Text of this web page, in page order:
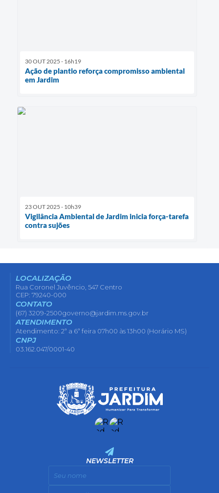
30 OUT 2025 - 16h19
Ação de plantio reforça compromisso ambiental
em Jardim
23 OUT 2025 - 10h39
Vigilância Ambiental de Jardim inicia força-tarefa
contra sujões
LOCALIZAÇÃO
Rua Coronel Juvêncio, 547 Centro
CEP: 79240-000
CONTATO
(67) 3209-2500governo@jardim.ms.gov.br
ATENDIMENTO
Atendimento: 2ª a 6ª feira 07h00 às 13h00 (Horário MS)
CNPJ
03.162.047/0001-40
NEWSLETTER